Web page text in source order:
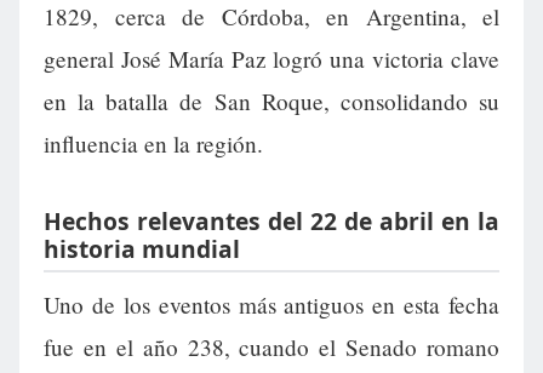
1829, cerca de Córdoba, en Argentina, el
general José María Paz logró una victoria clave
en la batalla de San Roque, consolidando su
influencia en la región.
Hechos relevantes del 22 de abril en la
historia mundial
Uno de los eventos más antiguos en esta fecha
fue en el año 238, cuando el Senado romano